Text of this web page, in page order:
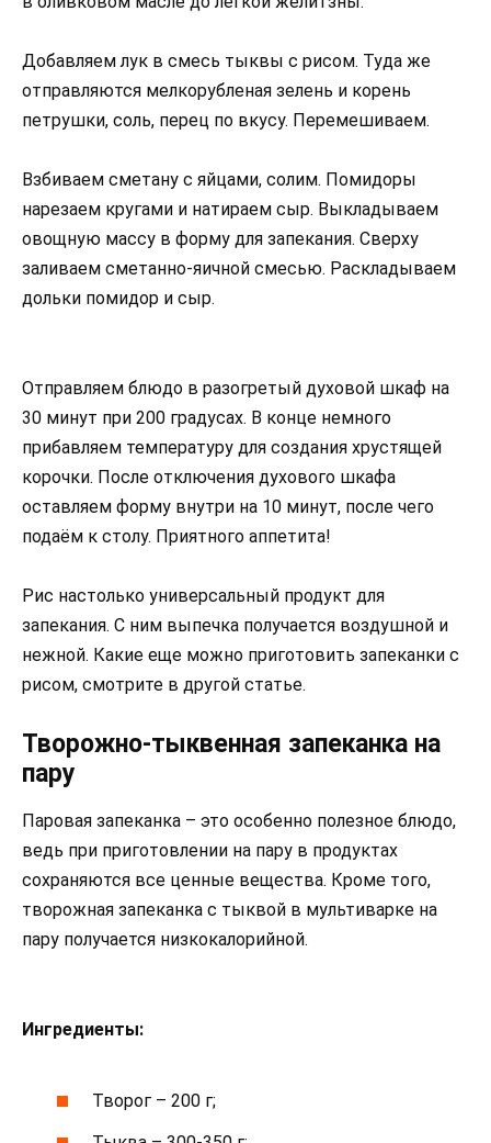
Добавляем лук в смесь тыквы с рисом. Туда же
отправляются мелкорубленая зелень и корень
петрушки, соль, перец по вкусу. Перемешиваем.
Взбиваем сметану с яйцами, солим. Помидоры
нарезаем кругами и натираем сыр. Выкладываем
овощную массу в форму для запекания. Сверху
заливаем сметанно-яичной смесью. Раскладываем
дольки помидор и сыр.
Отправляем блюдо в разогретый духовой шкаф на
30 минут при 200 градусах. В конце немного
прибавляем температуру для создания хрустящей
корочки. После отключения духового шкафа
оставляем форму внутри на 10 минут, после чего
подаём к столу. Приятного аппетита!
Рис настолько универсальный продукт для
запекания. С ним выпечка получается воздушной и
нежной. Какие еще можно приготовить запеканки с
рисом, смотрите в другой статье.
Творожно-тыквенная запеканка на
пару
Паровая запеканка – это особенно полезное блюдо,
ведь при приготовлении на пару в продуктах
сохраняются все ценные вещества. Кроме того,
творожная запеканка с тыквой в мультиварке на
пару получается низкокалорийной.
Ингредиенты:
Творог – 200 г;